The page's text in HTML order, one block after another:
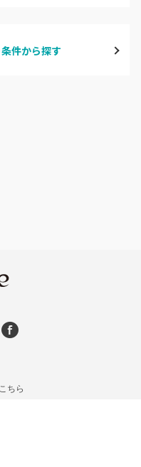
件から探す
ちら